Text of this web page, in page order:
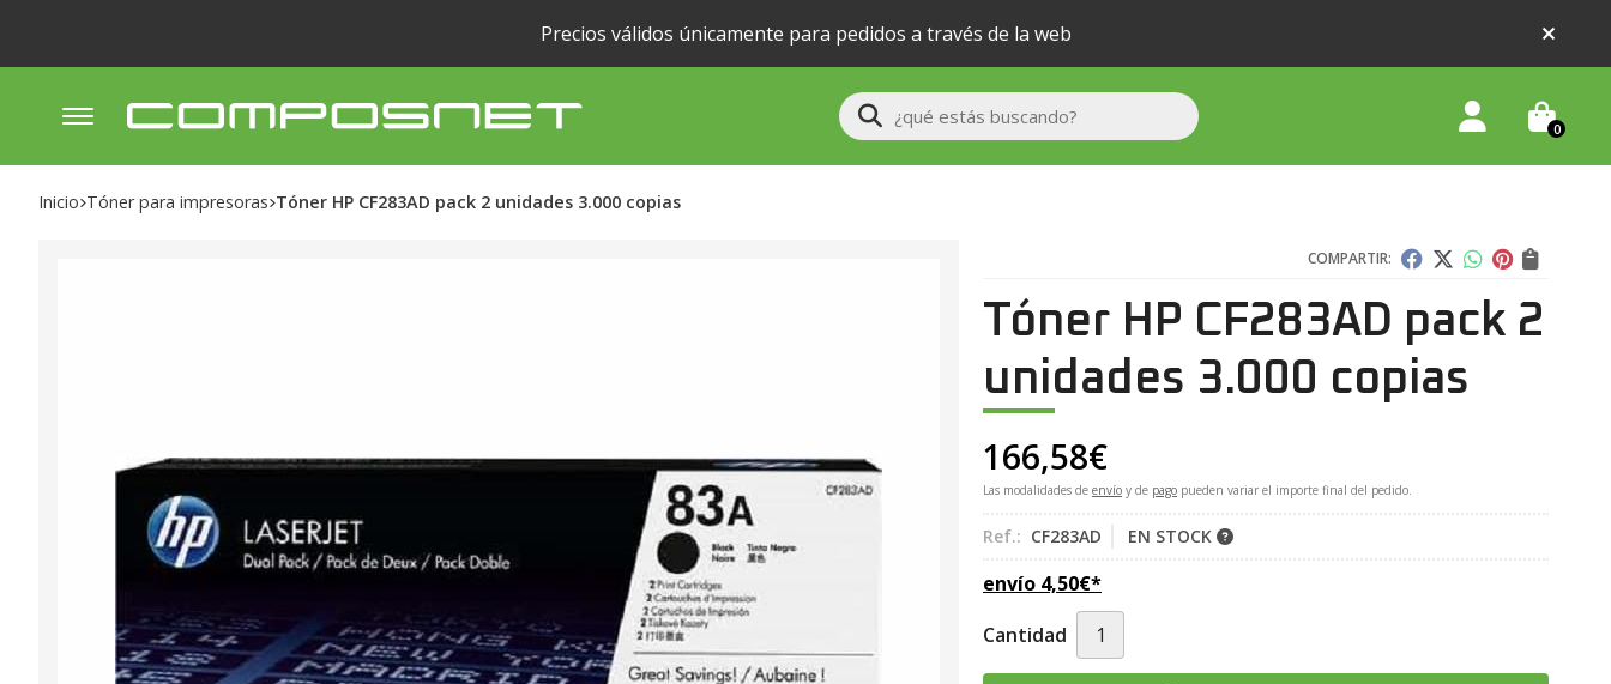
Precios válidos únicamente para pedidos a través de la web
Buscar 0
Inicio tóner para impresoras Tóner HP CF283AD pack 2 unidades 3.000 copias
COMPARTIR:
Tóner HP CF283AD pack 2
unidades 3.000 copias
166,58€
Las modalidades de envío y de pago pueden variar el importe final del pedido.
Ref.: CF283AD EN STOCK
envío 4,50€*
Cantidad